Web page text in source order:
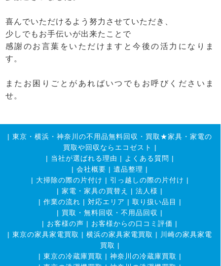
喜んでいただけるよう努力させていただき、
少しでもお手伝いが出来たことで
感謝のお言葉をいただけますと今後の活力になりま
す。
またお困りごとがあればいつでもお呼びくださいま
せ。
| 東京・横浜・神奈川の不用品無料回収・買取★家具・家電の
買取や回収ならエコゼスト
|
| 当社が選ばれる理由 | よくある質問 |
| 会社概要 | 遺品整理 |
| 大掃除の際の片付け | 引っ越しの際の片付け |
| 家電・家具の買替え | 法人様 |
| 作業の流れ | 対応エリア | 取り扱い品目
|
| 買取・無料回収・不用品回収 |
| お客様の声 | お客様からの口コミ評価 |
| 東京の家具家電買取 | 横浜の家具家電買取 |
川崎の家具家電
買取 |
| 東京の冷蔵庫買取 | 神奈川の冷蔵庫買取 |